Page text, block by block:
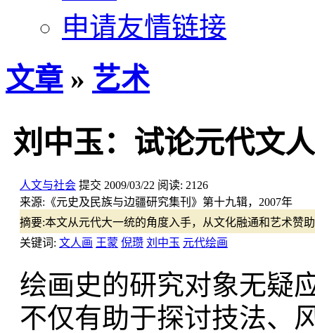
申请友情链接
文章 » 艺术
刘中玉：试论元代文
人文与社会 提交 2009/03/22 阅读: 2126
来源: 《元史及民族与边疆研究集刊》第十九辑，2007年
摘要:本文从元代大一统的角度入手，从文化融通和艺术赞
关键词: 文人画 王蒙 倪瓒 刘中玉 元代绘画
绘画史的研究对象无疑
不仅有助于探讨技法、